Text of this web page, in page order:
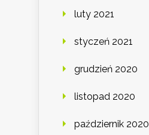
luty 2021
styczeń 2021
grudzień 2020
listopad 2020
październik 2020